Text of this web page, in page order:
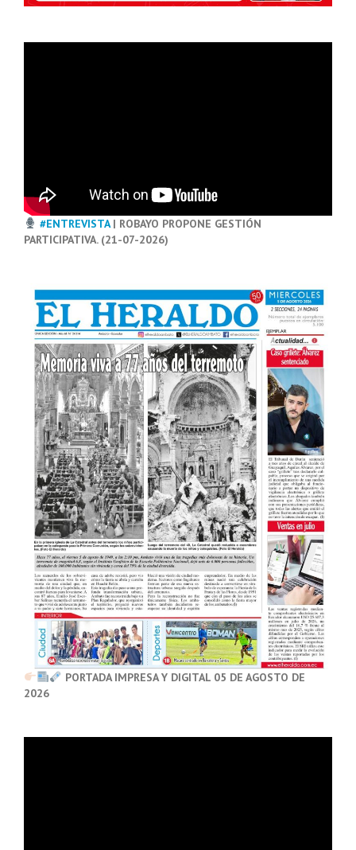
#ENTREVISTA| ROBAYO PROPONE GESTIÓN
PARTICIPATIVA. (21-07-2026)
PORTADA IMPRESA Y DIGITAL 05 DE AGOSTO DE
2026